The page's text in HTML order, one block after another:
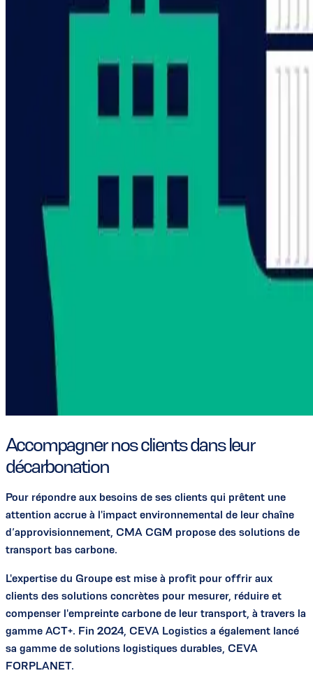
Accompagner nos clients dans leur
décarbonation
Pour répondre aux besoins de ses clients qui prêtent une
attention accrue à l'impact environnemental de leur chaîne
d’approvisionnement, CMA CGM propose des solutions de
transport bas carbone.
L'expertise du Groupe est mise à profit pour offrir aux
clients des solutions concrètes pour mesurer, réduire et
compenser l'empreinte carbone de leur transport, à travers la
gamme ACT+. Fin 2024, CEVA Logistics a également lancé
sa gamme de solutions logistiques durables, CEVA
FORPLANET.